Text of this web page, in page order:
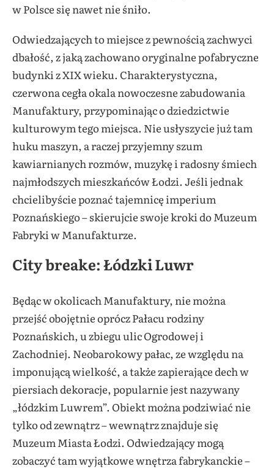
w Polsce się nawet nie śniło.
Odwiedzających to miejsce z pewnością zachwyci
dbałość, z jaką zachowano oryginalne pofabryczne
budynki z XIX wieku. Charakterystyczna,
czerwona cegła okala nowoczesne zabudowania
Manufaktury, przypominając o dziedzictwie
kulturowym tego miejsca. Nie usłyszycie już tam
huku maszyn, a raczej przyjemny szum
kawiarnianych rozmów, muzykę i radosny śmiech
najmłodszych mieszkańców Łodzi. Jeśli jednak
chcielibyście poznać tajemnicę imperium
Poznańskiego – skierujcie swoje kroki do Muzeum
Fabryki w Manufakturze.
City breake: Łódzki Luwr
Będąc w okolicach Manufaktury, nie można
przejść obojętnie oprócz Pałacu rodziny
Poznańskich, u zbiegu ulic Ogrodowej i
Zachodniej. Neobarokowy pałac, ze względu na
imponującą wielkość, a także zapierające dech w
piersiach dekoracje, popularnie jest nazywany
„łódzkim Luwrem”. Obiekt można podziwiać nie
tylko od zewnątrz – wewnątrz znajduje się
Muzeum Miasta Łodzi. Odwiedzający mogą
zobaczyć tam wyjątkowe wnętrza fabrykanckie –